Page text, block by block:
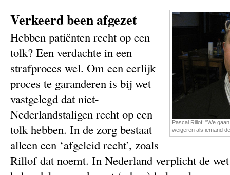
Pascal Rillof: "We
weigeren als iemand
Verkeerd been afgezet
Hebben patiënten recht op een
tolk? Een verdachte in een
strafproces wel. Om een eerlijk
proces te garanderen is bij wet
vastgelegd dat niet-
Nederlandstaligen recht op een
tolk hebben. In de zorg bestaat
alleen een ‘afgeleid recht’, zoals
Rillof dat noemt. In Nederland verplicht de wet